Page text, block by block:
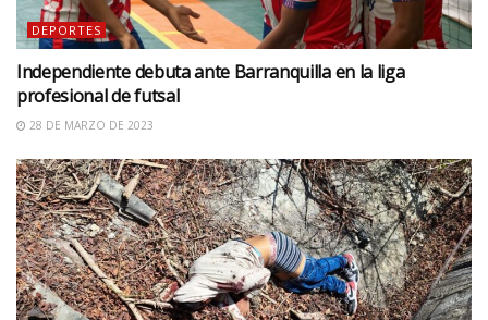
DEPORTES
Independiente debuta ante Barranquilla en la liga
profesional de futsal
28 DE MARZO DE 2023